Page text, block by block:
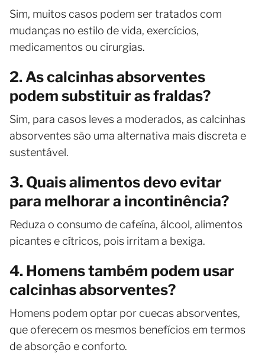
Sim, muitos casos podem ser tratados com
mudanças no estilo de vida, exercícios,
medicamentos ou cirurgias.
2. As calcinhas absorventes
podem substituir as fraldas?
Sim, para casos leves a moderados, as calcinhas
absorventes são uma alternativa mais discreta e
sustentável.
3. Quais alimentos devo evitar
para melhorar a incontinência?
Reduza o consumo de cafeína, álcool, alimentos
picantes e cítricos, pois irritam a bexiga.
4. Homens também podem usar
calcinhas absorventes?
Homens podem optar por cuecas absorventes,
que oferecem os mesmos benefícios em termos
de absorção e conforto.